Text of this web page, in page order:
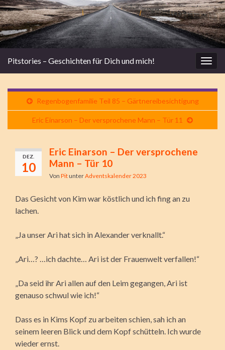
Pitstories – Geschichten für Dich und mich!
Regenbogenfamilie Teil 85 – Gärtnereibesichtigung
Eric Einarson – Der versprochene Mann – Tür 11
DEZ.
10
Eric Einarson – Der versprochene
Mann – Tür 10
Von PitunterAdventskalender 2023
Das Gesicht von Kim war köstlich und ich fing an zu
lachen.
„Ja unser Ari hat sich in Alexander verknallt.“
„Ari…? …ich dachte… Ari ist der Frauenwelt verfallen!“
„Da seid ihr Ari allen auf den Leim gegangen, Ari ist
genauso schwul wie ich!“
Dass es in Kims Kopf zu arbeiten schien, sah ich an
seinem leeren Blick und dem Kopf schütteln. Ich wurde
wieder ernst.